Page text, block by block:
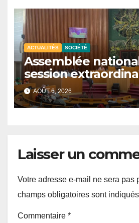
ACTUALITÉS SOCIÉTÉ
Assemblée
session
convoquée le 10
plusieurs
d’enquête à
AOÛT 6, 2026
Laisser un
Votre adresse e-mail ne sera pas
champs obligatoires sont
Commentaire *